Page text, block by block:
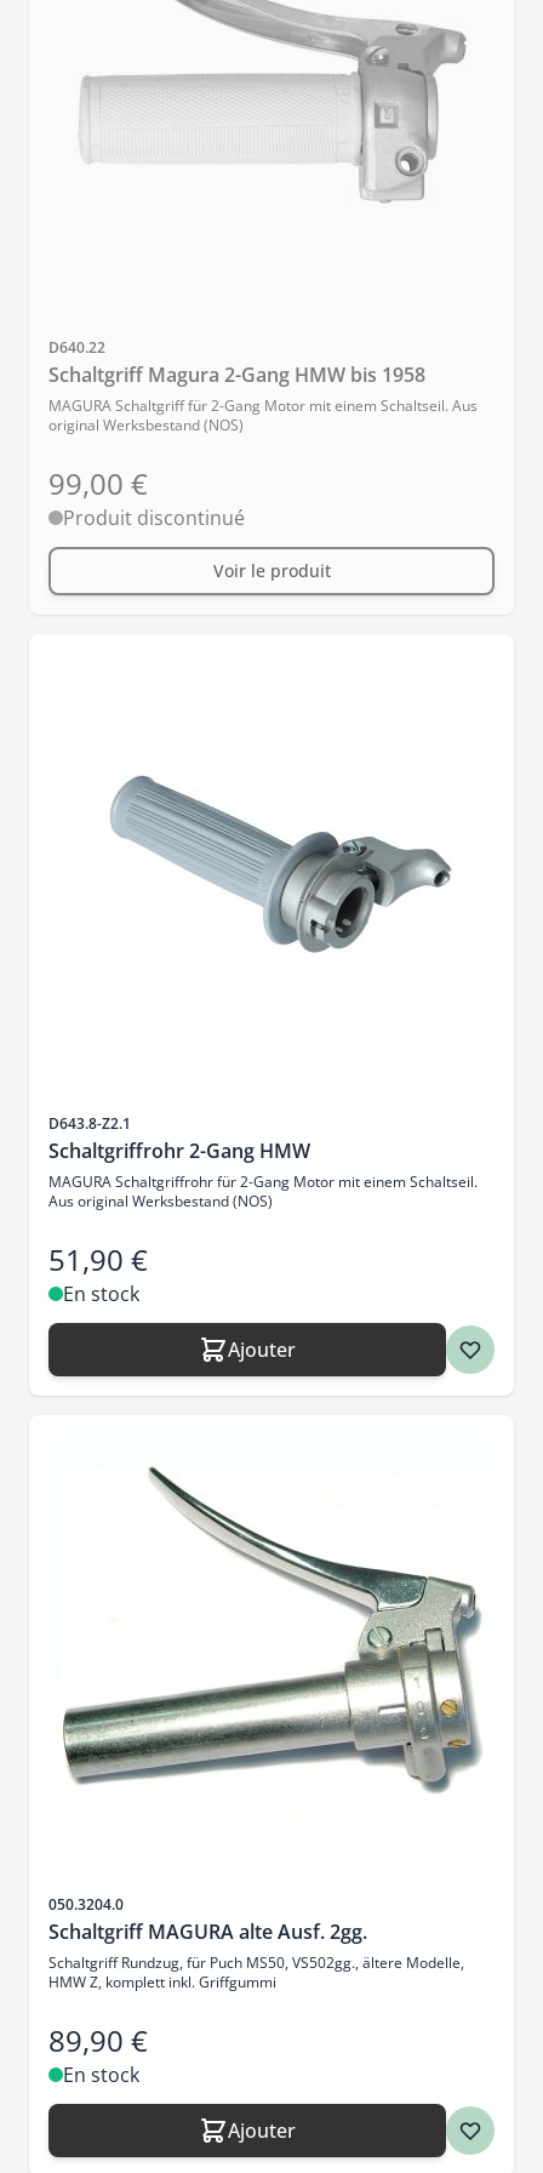
SKU
D640.22
Schaltgriff Magura 2-Gang HMW bis 1958
MAGURA Schaltgriff für 2-Gang Motor mit einem Schaltseil. Aus
original Werksbestand (NOS)
99,00 €
Produit discontinué
Voir le produit
SKU
D643.8-Z2.1
Schaltgriffrohr 2-Gang HMW
MAGURA Schaltgriffrohr für 2-Gang Motor mit einem Schaltseil.
Aus original Werksbestand (NOS)
51,90 €
En stock
Ajouter
SKU
050.3204.0
Schaltgriff MAGURA alte Ausf. 2gg.
Schaltgriff Rundzug, für Puch MS50, VS502gg., ältere Modelle,
HMW Z, komplett inkl. Griffgummi
89,90 €
En stock
Ajouter